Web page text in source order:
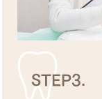
STEP3.